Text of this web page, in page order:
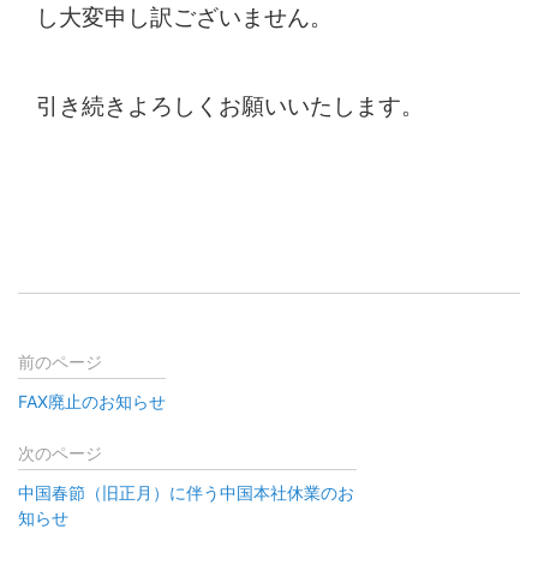
し大変申し訳ございません。
引き続きよろしくお願いいたします。
前のページ
FAX廃止のお知らせ
次のページ
中国春節（旧正月）に伴う中国本社休業のお
知らせ